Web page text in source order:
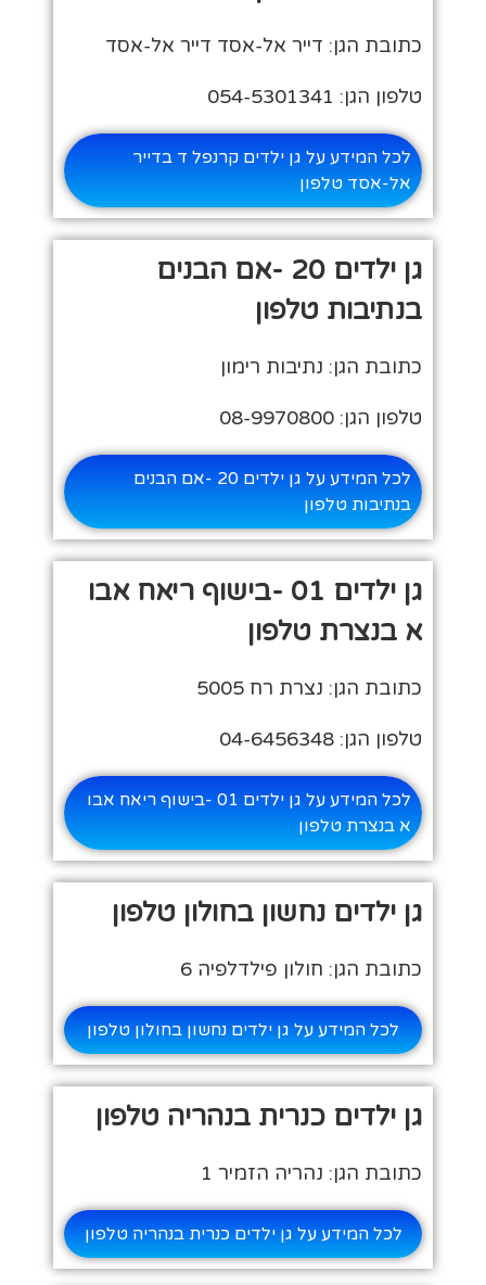
כתובת הגן: דייר אל-אסד דייר אל-אסד
טלפון הגן: 054-5301341
לכל המידע על גן ילדים קרנפל ד בדייר
אל-אסד טלפון
גן ילדים 20 -אם הבנים
בנתיבות טלפון
כתובת הגן: נתיבות רימון
טלפון הגן: 08-9970800
לכל המידע על גן ילדים 20 -אם הבנים
בנתיבות טלפון
גן ילדים 01 -בישוף ריאח אבו
א בנצרת טלפון
כתובת הגן: נצרת רח 5005
טלפון הגן: 04-6456348
לכל המידע על גן ילדים 01 -בישוף ריאח אבו
א בנצרת טלפון
גן ילדים נחשון בחולון טלפון
כתובת הגן: חולון פילדלפיה 6
לכל המידע על גן ילדים נחשון בחולון טלפון
גן ילדים כנרית בנהריה טלפון
כתובת הגן: נהריה הזמיר 1
לכל המידע על גן ילדים כנרית בנהריה טלפון